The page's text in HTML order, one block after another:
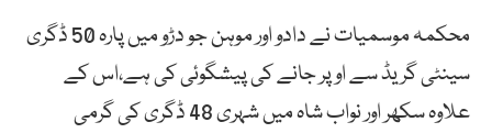
محکمہ موسمیات نے دادو اور موہن جو دڑو میں پارہ 50 ڈگری
سینٹی گریڈ سے اوپر جانے کی پیشگوئی کی ہے،اس کے
علاوہ سکھر اور نواب شاہ میں شہری 48 ڈگری کی گرمی